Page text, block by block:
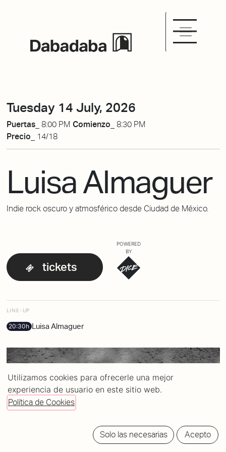
Tuesday 14 July, 2026
Puertas_ 8:00 PM Comienzo_ 8:30 PM
Precio_
14/18
Luisa Almaguer
Indie rock oscuro y atmosférico desde Ciudad de México.
tickets
POWERED
BY
LINE-UP
20:30h Luisa Almaguer
Utilizamos cookies para ofrecerle una mejor
experiencia de usuario en este sitio web.
Política de Cookies
Solo las necesarias Acepto